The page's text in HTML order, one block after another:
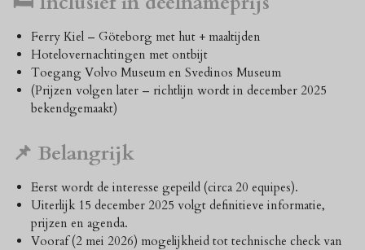
Ferry Kiel – Göteborg met hut + maaltijden
Hotelovernachtingen met ontbijt
Toegang Volvo Museum en Svedinos Museum
(Prijzen volgen later – richtlijn wordt in december 2025
bekendgemaakt)
📌 Belangrijk
Eerst wordt de interesse gepeild (circa 20 equipes).
Uiterlijk 15 december 2025 volgt definitieve informatie,
prijzen en agenda.
Vooraf (2 mei 2026) mogelijkheid tot technische check van